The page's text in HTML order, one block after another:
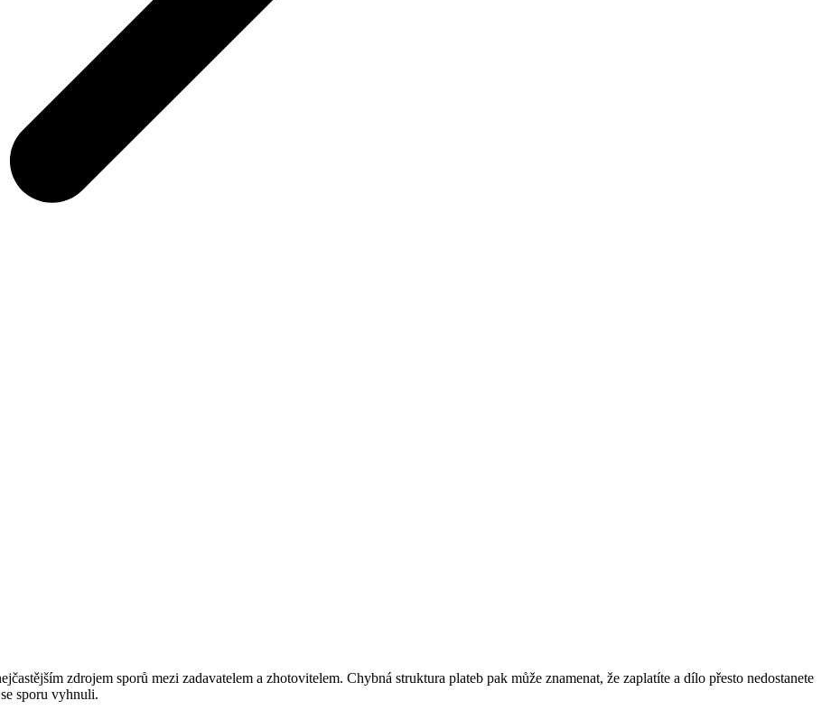
zdrojem sporů mezi zadavatelem a zhotovitelem. Chybná struktura plateb pak může znamenat, že zaplatíte a dílo přesto nedostanete
sporu vyhnuli.